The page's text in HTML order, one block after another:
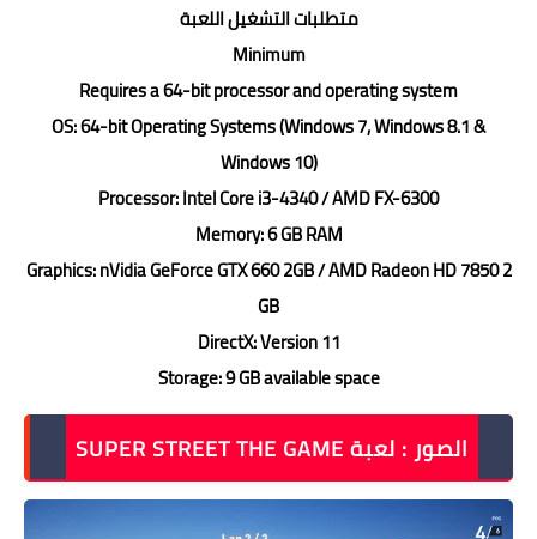
متطلبات التشغيل اللعبة
Minimum
Requires a 64-bit processor and operating system
OS: 64-bit Operating Systems (Windows 7, Windows 8.1 &
Windows 10)
Processor: Intel Core i3-4340 / AMD FX-6300
Memory: 6 GB RAM
Graphics: nVidia GeForce GTX 660 2GB / AMD Radeon HD 7850 2
GB
DirectX: Version 11
Storage: 9 GB available space
الصور : لعبة SUPER STREET THE GAME